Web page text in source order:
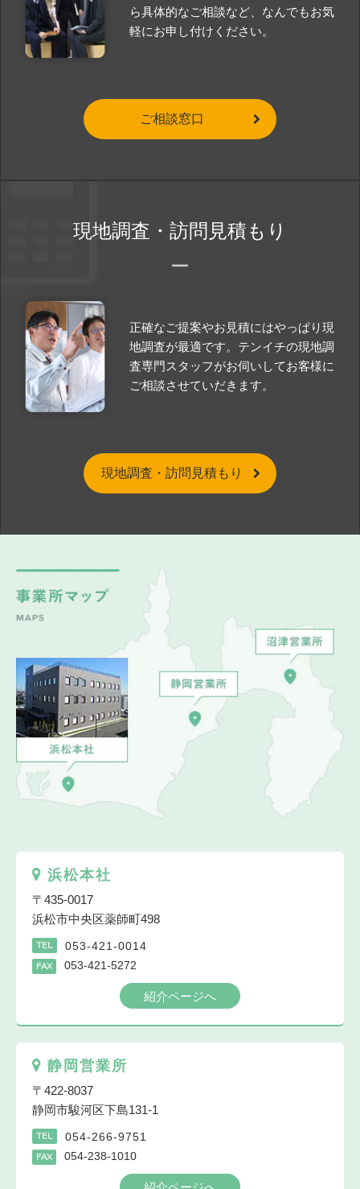
ら具体的なご相談など、なんでもお気
軽にお申し付けください。
ご相談窓口
現地調査・訪問見積もり
正確なご提案やお見積にはやっぱり現
地調査が最適です。テンイチの現地調
査専門スタッフがお伺いしてお客様に
ご相談させていだきます。
現地調査・訪問見積もり
浜松本社
〒435-0017
浜松市中央区薬師町498
TEL 053-421-0014
FAX 053-421-5272
紹介ページへ
静岡営業所
〒422-8037
静岡市駿河区下島131-1
TEL 054-266-9751
FAX 054-238-1010